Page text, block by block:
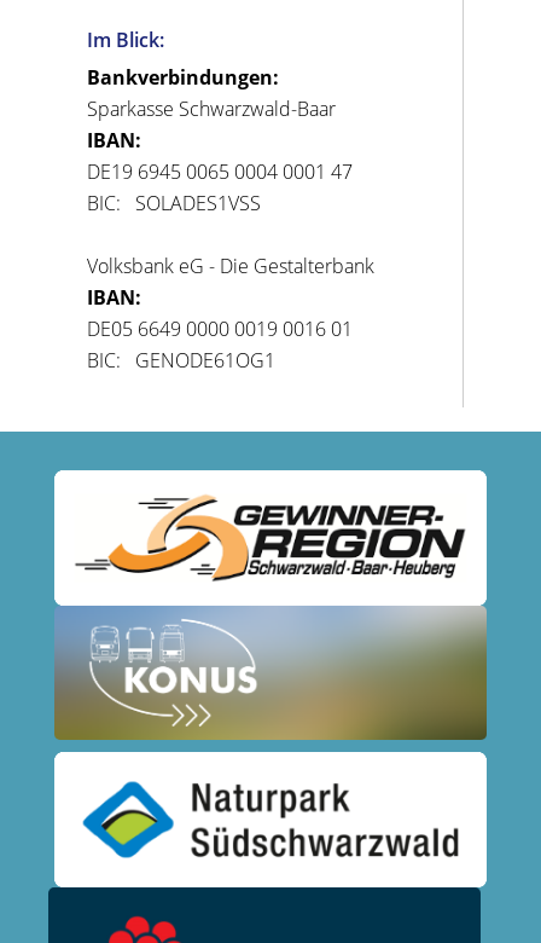
Im Blick:
Bankverbindungen:
Sparkasse Schwarzwald-Baar
IBAN:
DE19 6945 0065 0004 0001 47
BIC: SOLADES1VSS
Volksbank eG - Die Gestalterbank
IBAN:
DE05 6649 0000 0019 0016 01
BIC: GENODE61OG1